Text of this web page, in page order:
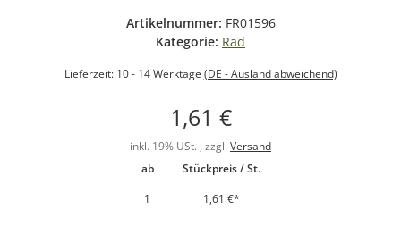
Artikelnummer: FR01596
Kategorie: Rad
Lieferzeit: 10 - 14 Werktage (DE - Ausland abweichend)
1,61 €
inkl. 19% USt. , zzgl. Versand
ab
Stückpreis / St.
1
1,61 €*